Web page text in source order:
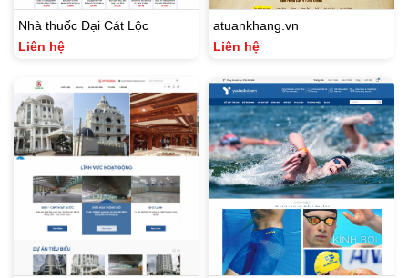
Nhà thuốc Đại Cát Lộc
Liên hệ
atuankhang.vn
Liên hệ